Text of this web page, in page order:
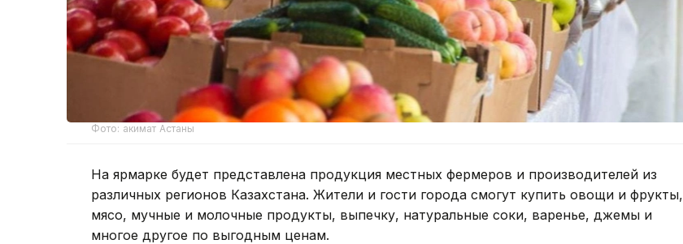
Фото: акимат Астаны
На ярмарке будет представлена продукция местных фермеров и производителей из
различных регионов Казахстана. Жители и гости города смогут купить овощи и фрукты,
мясо, мучные и молочные продукты, выпечку, натуральные соки, варенье, джемы и
многое другое по выгодным ценам.